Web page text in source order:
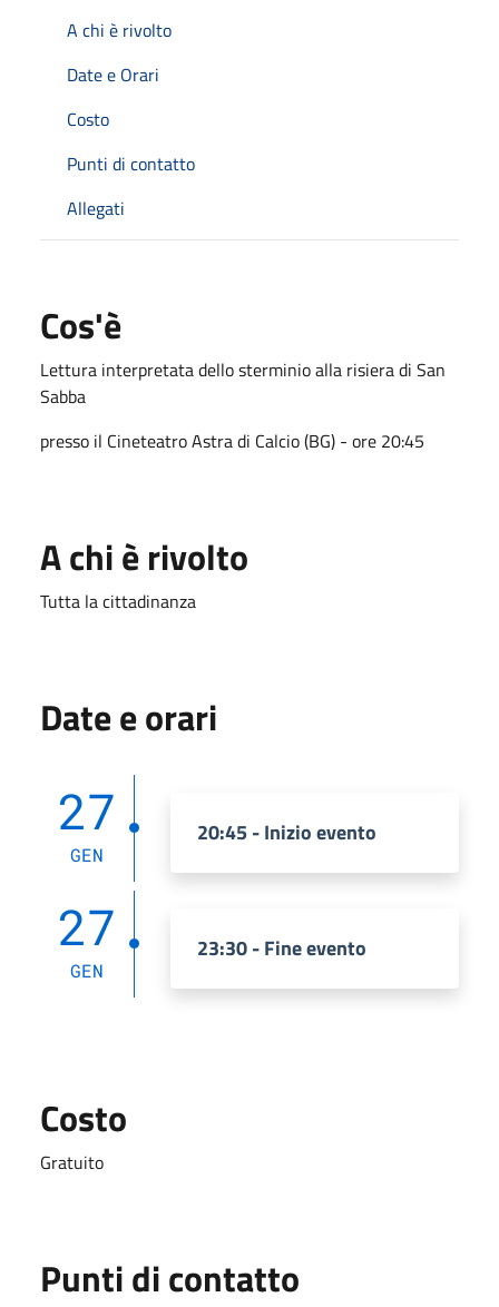
A chi è rivolto
Date e Orari
Costo
Punti di contatto
Allegati
Cos'è
Lettura interpretata dello sterminio alla risiera di San
Sabba
presso il Cineteatro Astra di Calcio (BG) - ore 20:45
A chi è rivolto
Tutta la cittadinanza
Date e orari
27
GEN
20:45 - Inizio evento
27
GEN
23:30 - Fine evento
Costo
Gratuito
Punti di contatto